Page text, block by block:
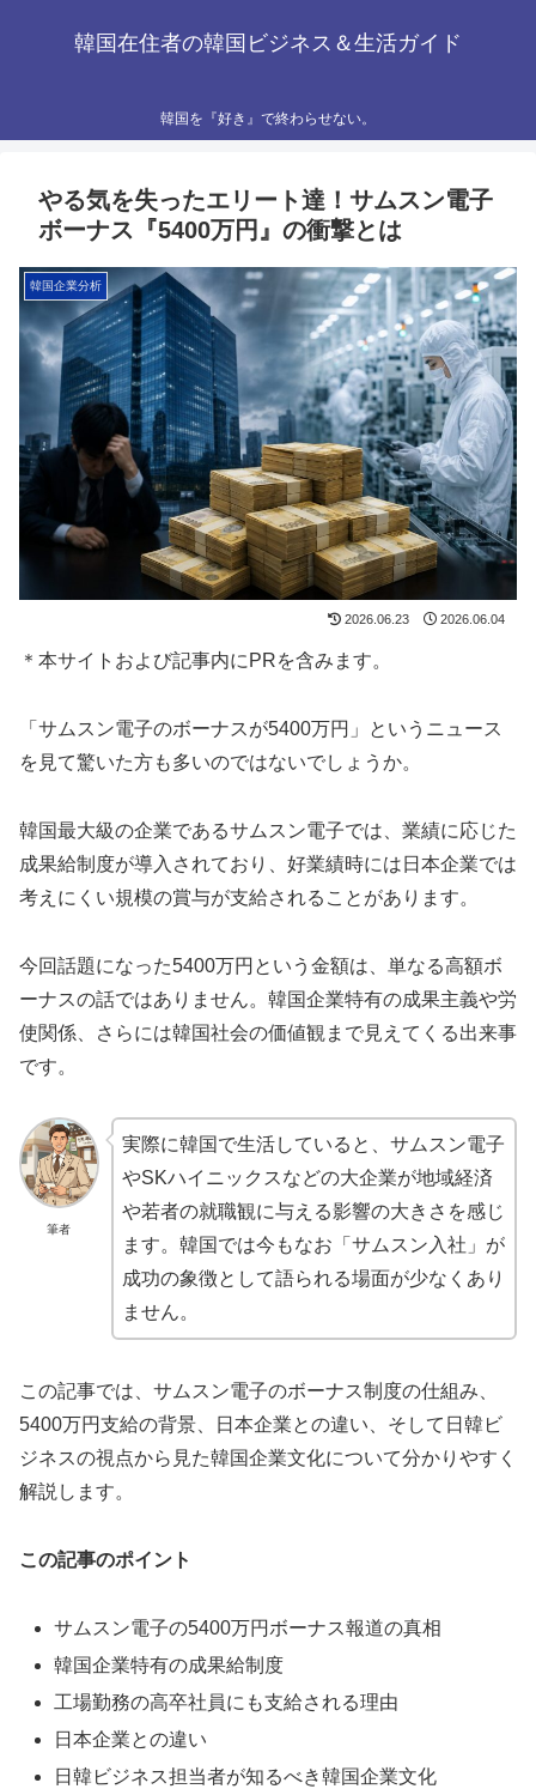
韓国在住者の韓国ビジネス＆生活ガイド
韓国を『好き』で終わらせない。
やる気を失ったエリート達！サムスン電子
ボーナス『5400万円』の衝撃とは
韓国企業分析
2026.06.23 2026.06.04
＊本サイトおよび記事内にPRを含みます。
「サムスン電子のボーナスが5400万円」というニュース
を見て驚いた方も多いのではないでしょうか。
韓国最大級の企業であるサムスン電子では、業績に応じた
成果給制度が導入されており、好業績時には日本企業では
考えにくい規模の賞与が支給されることがあります。
今回話題になった5400万円という金額は、単なる高額ボ
ーナスの話ではありません。韓国企業特有の成果主義や労
使関係、さらには韓国社会の価値観まで見えてくる出来事
です。
筆者
実際に韓国で生活していると、サムスン電子
やSKハイニックスなどの大企業が地域経済
や若者の就職観に与える影響の大きさを感じ
ます。韓国では今もなお「サムスン入社」が
成功の象徴として語られる場面が少なくあり
ません。
この記事では、サムスン電子のボーナス制度の仕組み、
5400万円支給の背景、日本企業との違い、そして日韓ビ
ジネスの視点から見た韓国企業文化について分かりやすく
解説します。
この記事のポイント
サムスン電子の5400万円ボーナス報道の真相
韓国企業特有の成果給制度
工場勤務の高卒社員にも支給される理由
日本企業との違い
日韓ビジネス担当者が知るべき韓国企業文化